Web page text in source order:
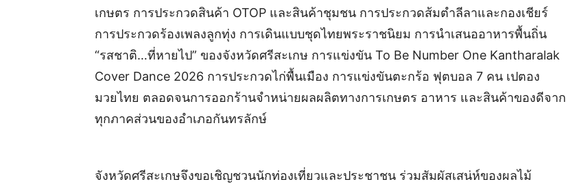
เกษตร การประกวดสินค้า OTOP และสินค้าชุมชน การประกวดส้มตำลีลาและกองเชียร์
การประกวดร้องเพลงลูกทุ่ง การเดินแบบชุดไทยพระราชนิยม การนำเสนออาหารพื้นถิ่น
“รสชาติ…ที่หายไป” ของจังหวัดศรีสะเกษ การแข่งขัน To Be Number One Kantharalak
Cover Dance 2026 การประกวดไก่พื้นเมือง การแข่งขันตะกร้อ ฟุตบอล 7 คน เปตอง
มวยไทย ตลอดจนการออกร้านจำหน่ายผลผลิตทางการเกษตร อาหาร และสินค้าของดีจาก
ทุกภาคส่วนของอำเภอกันทรลักษ์
จังหวัดศรีสะเกษจึงขอเชิญชวนนักท่องเที่ยวและประชาชน ร่วมสัมผัสเสน่ห์ของผลไม้